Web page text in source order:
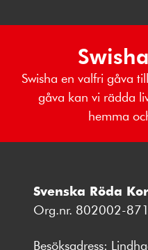
Swisha en valfri gåva
gåva kan vi rädda
hemma
Svenska Röda
Org.nr. 802002-
Besöksadress: